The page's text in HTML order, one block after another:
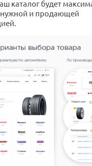
каталог будет
и продающей